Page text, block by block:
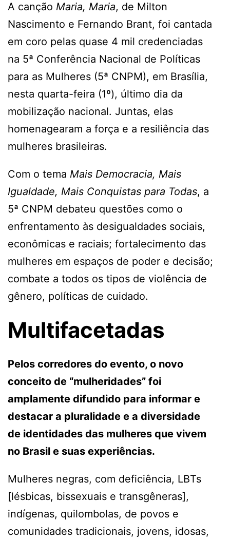
A canção Maria, Maria, de Milton
Nascimento e Fernando Brant, foi cantada
em coro pelas quase 4 mil credenciadas
na 5ª Conferência Nacional de Políticas
para as Mulheres (5ª CNPM), em Brasília,
nesta quarta-feira (1º), último dia da
mobilização nacional. Juntas, elas
homenagearam a força e a resiliência das
mulheres brasileiras.
Com o tema Mais Democracia, Mais
Igualdade, Mais Conquistas para Todas, a
5ª CNPM debateu questões como o
enfrentamento às desigualdades sociais,
econômicas e raciais; fortalecimento das
mulheres em espaços de poder e decisão;
combate a todos os tipos de violência de
gênero, políticas de cuidado.
Multifacetadas
Pelos corredores do evento, o novo
conceito de “mulheridades” foi
amplamente difundido para informar e
destacar a pluralidade e a diversidade
de identidades das mulheres que vivem
no Brasil e suas experiências.
Mulheres negras, com deficiência, LBTs
[lésbicas, bissexuais e transgêneras],
indígenas, quilombolas, de povos e
comunidades tradicionais, jovens, idosas,